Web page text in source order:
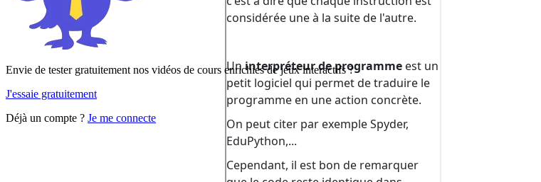
Envie de tester gratuitement nos vidéos de cours enrichies de jeux interactifs ?
J'essaie gratuitement
Déjà un compte ? Je me connecte